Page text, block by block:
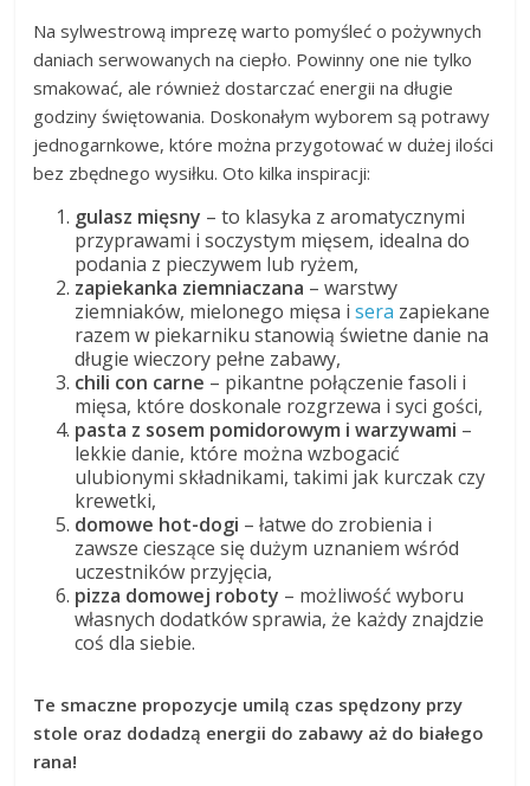
Na sylwestrową imprezę warto pomyśleć o pożywnych
daniach serwowanych na ciepło. Powinny one nie tylko
smakować, ale również dostarczać energii na długie
godziny świętowania. Doskonałym wyborem są potrawy
jednogarnkowe, które można przygotować w dużej ilości
bez zbędnego wysiłku. Oto kilka inspiracji:
gulasz mięsny – to klasyka z aromatycznymi
przyprawami i soczystym mięsem, idealna do
podania z pieczywem lub ryżem,
zapiekanka ziemniaczana – warstwy
ziemniaków, mielonego mięsa isera zapiekane
razem w piekarniku stanowią świetne danie na
długie wieczory pełne zabawy,
chili con carne – pikantne połączenie fasoli i
mięsa, które doskonale rozgrzewa i syci gości,
pasta z sosem pomidorowym i warzywami –
lekkie danie, które można wzbogacić
ulubionymi składnikami, takimi jak kurczak czy
krewetki,
domowe hot-dogi – łatwe do zrobienia i
zawsze cieszące się dużym uznaniem wśród
uczestników przyjęcia,
pizza domowej roboty – możliwość wyboru
własnych dodatków sprawia, że każdy znajdzie
coś dla siebie.
Te smaczne propozycje umilą czas spędzony przy
stole oraz dodadzą energii do zabawy aż do białego
rana!